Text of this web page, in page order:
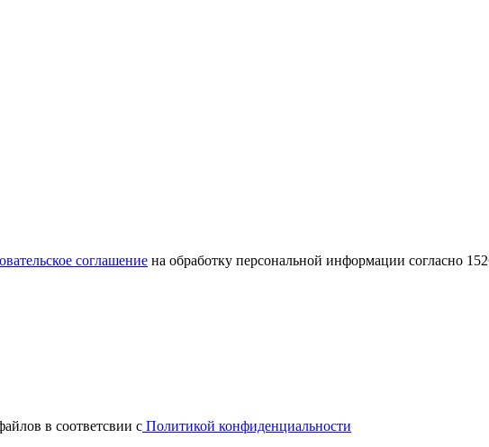
соглашение на обработку персональной информации согласно
в соответсвии с Политикой конфиденциальности